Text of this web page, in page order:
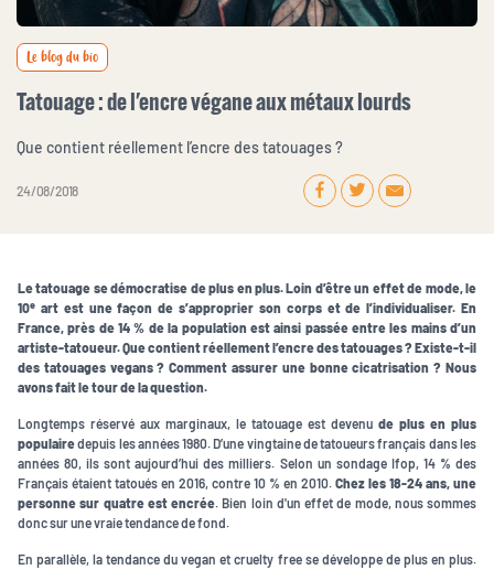
Le blog du bio
Tatouage : de l'encre végane aux métaux lourds
Que contient réellement l’encre des tatouages ?
24 / 08 / 2018
Le tatouage se démocratise de plus en plus. Loin d’être un effet de mode, le
10e art est une façon de s’approprier son corps et de l’individualiser. En
France, près de 14 % de la population est ainsi passée entre les mains d’un
artiste-tatoueur. Que contient réellement l’encre des tatouages ? Existe-t-il
des tatouages vegans ? Comment assurer une bonne cicatrisation ? Nous
avons fait le tour de la question.
Longtemps réservé aux marginaux, le tatouage est devenu de plus en plus
populairedepuis les années 1980. D’une vingtaine de tatoueurs français dans les
années 80, ils sont aujourd’hui des milliers. Selon un sondage Ifop, 14 % des
Français étaient tatoués en 2016, contre 10 % en 2010. Chez les 18-24 ans, une
personne sur quatre est encrée. Bien loin d'un effet de mode, nous sommes
donc sur une vraie tendance de fond.
En parallèle, la tendance du vegan et cruelty free se développe de plus en plus.